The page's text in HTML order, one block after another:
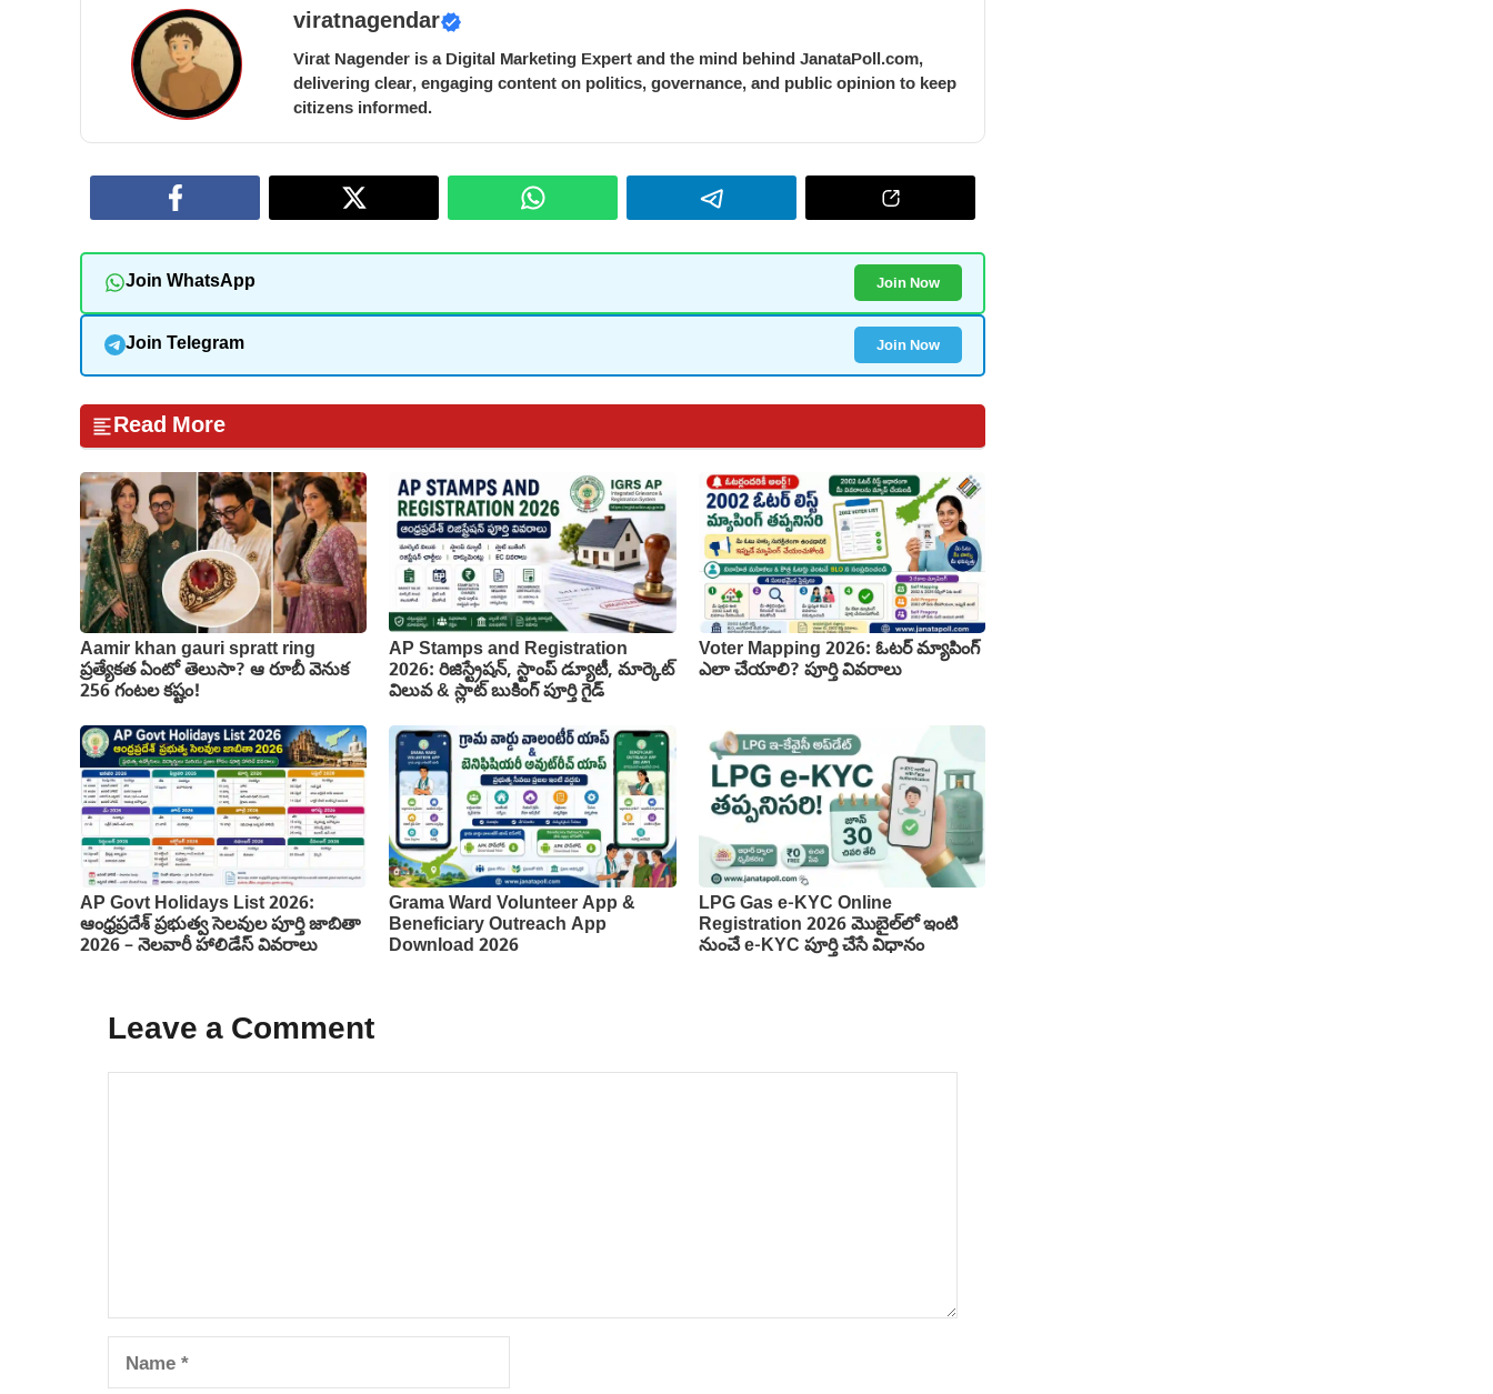
viratnagendar
Virat Nagender is a Digital Marketing Expert and the mind behind JanataPoll.com,
delivering clear, engaging content on politics, governance, and public opinion to keep
citizens informed.
Join WhatsApp Join Now
Join Telegram Join Now
Read More
Aamir khan gauri spratt ring
ప్రత్యేకత ఏంటో తెలుసా? ఆ రూబీ వెనుక
256 గంటల కష్టం!
AP Stamps and Registration
2026: రిజిస్ట్రేషన్, స్టాంప్ డ్యూటీ, మార్కెట్
విలువ & స్లాట్ బుకింగ్ పూర్తి గైడ్
Voter Mapping 2026: ఓటర్ మ్యాపింగ్
ఎలా చేయాలి? పూర్తి వివరాలు
AP Govt Holidays List 2026:
ఆంధ్రప్రదేశ్ ప్రభుత్వ సెలవుల పూర్తి జాబితా
2026 – నెలవారీ హాలిడేస్ వివరాలు
Grama Ward Volunteer App &
Beneficiary Outreach App
Download 2026
LPG Gas e-KYC Online
Registration 2026 మొబైల్‌లో ఇంటి
నుంచే e-KYC పూర్తి చేసే విధానం
Leave a Comment
Comment
Name